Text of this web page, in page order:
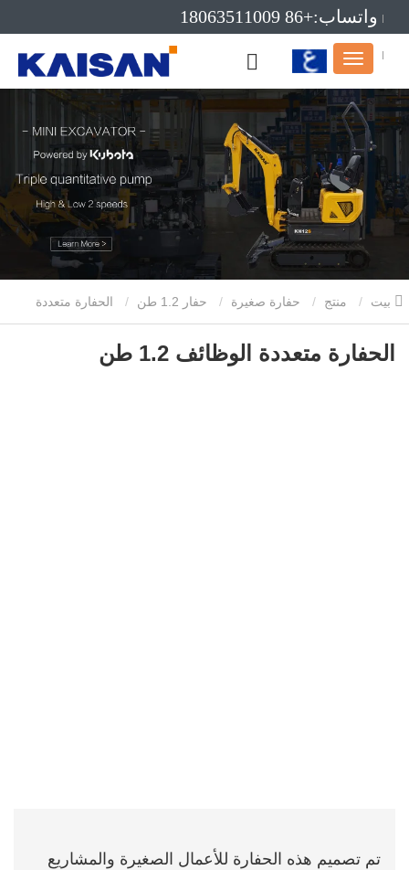
واتساب:+86 18063511009
بريد إلكتروني:info@kaisanmachinery.com
منتج حفارة صغيرة حفار 1.2 طن الحفارة متعددة
الوظائف 1.2 طن
الحفارة متعددة الوظائف 1.2 طن
تم تصميم هذه الحفارة للأعمال الصغيرة والمشاريع